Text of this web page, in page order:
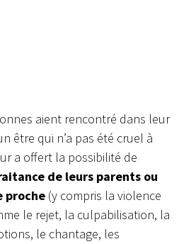
aient rencontré dans leur
être qui n’a pas été cruel à
a offert la possibilité de
de leurs parents ou
proche (y compris la violence
le rejet, la culpabilisation, la
le chantage, les